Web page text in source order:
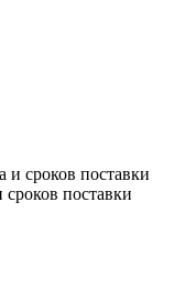
поставки